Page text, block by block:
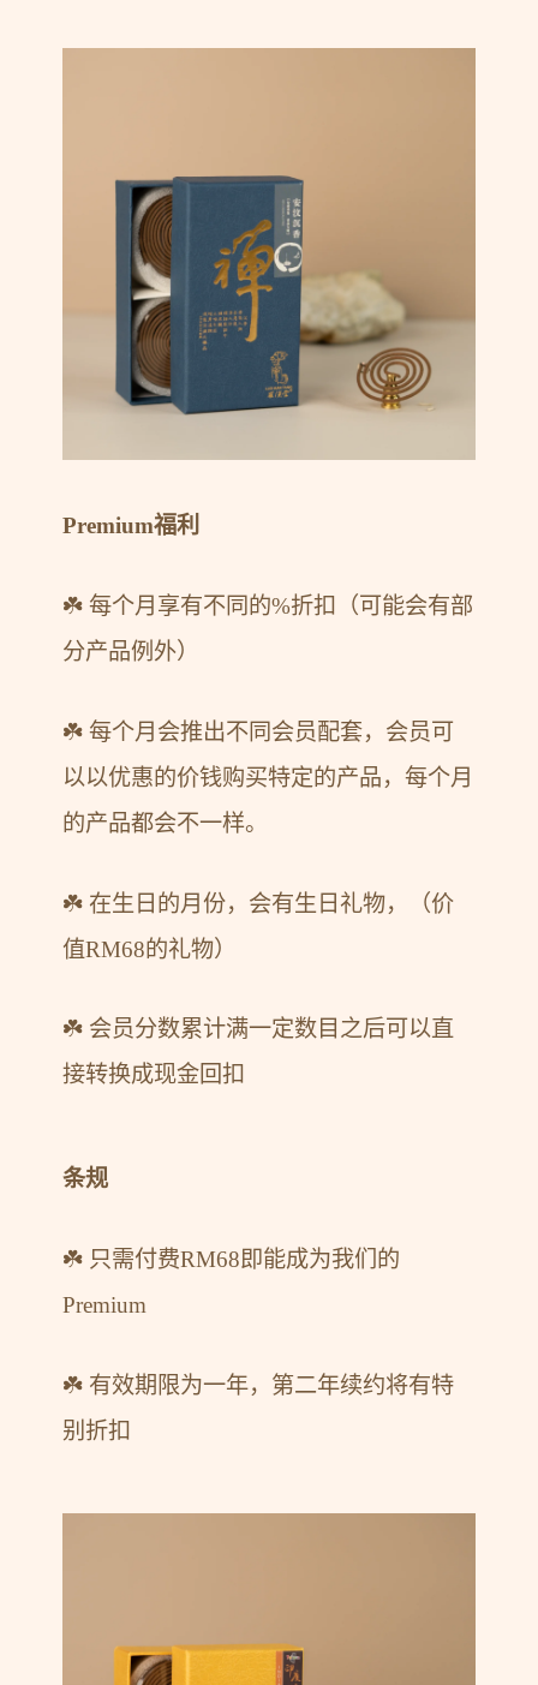
Premium福利
☘️ 每个月享有不同的%折扣（可能会有部
分产品例外）
☘️ 每个月会推出不同会员配套，会员可
以以优惠的价钱购买特定的产品，每个月
的产品都会不一样。
☘️ 在生日的月份，会有生日礼物，（价
值RM68的礼物）
☘️ 会员分数累计满一定数目之后可以直
接转换成现金回扣
条规
☘️ 只需付费RM68即能成为我们的
Premium
☘️ 有效期限为一年，第二年续约将有特
别折扣